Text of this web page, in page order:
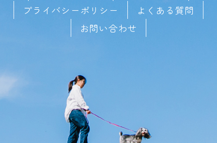
プライバシーポリシー
よくある質問
お問い合わせ